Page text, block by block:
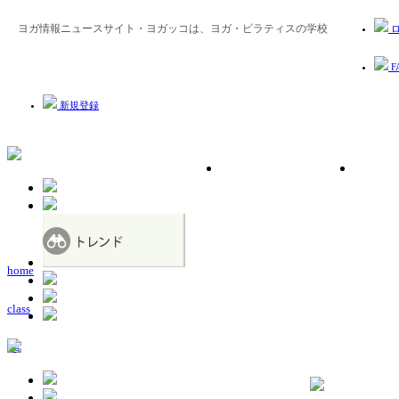
ヨガ情報ニュースサイト・ヨガッコは、ヨガ・ピラティスの学校
新規登録
home
class
ws